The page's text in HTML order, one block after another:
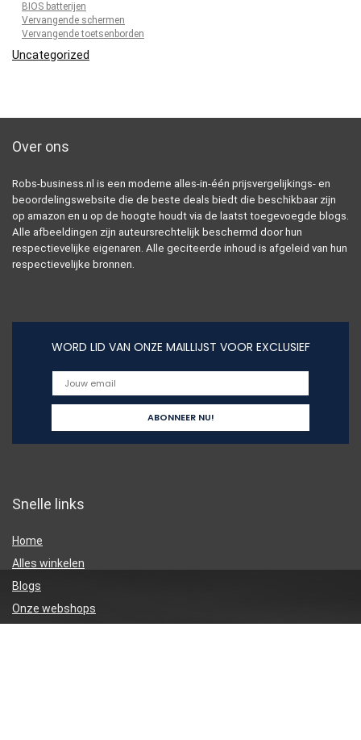
BIOS batterijen
Vervangende schermen
Vervangende toetsenborden
Uncategorized
Over ons
Robs-business.nl is een moderne alles-in-één prijsvergelijkings- en
beoordelingswebsite die de beste deals biedt die beschikbaar zijn
op amazon en u op de hoogte houdt via de laatst toegevoegde blogs.
Alle afbeeldingen zijn auteursrechtelijk beschermd door hun
respectievelijke eigenaren. Alle geciteerde inhoud is afgeleid van hun
respectievelijke bronnen.
WORD LID VAN ONZE MAILLIJST VOOR EXCLUSIEF
Snelle links
Home
Alles winkelen
Blogs
Onze webshops